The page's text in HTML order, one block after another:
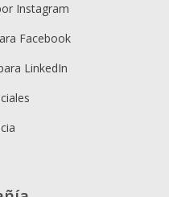
Instagram
Facebook
LinkedIn